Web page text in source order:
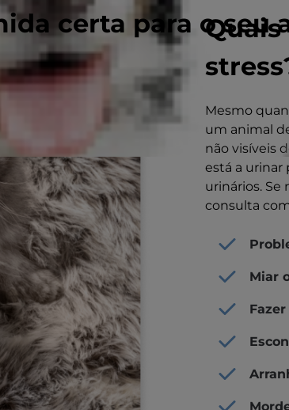
certa para o seu
Quais
Mesmo
um animal
não visíveis
está a urinar
urinários.
consulta
Miar